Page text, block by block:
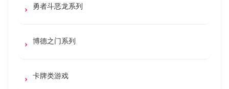
勇者斗恶龙系列
博德之门系列
卡牌类游戏